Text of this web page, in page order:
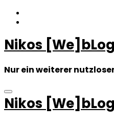
Zum
Inhalt
Nikos [We]bLog
Nur ein weiterer
Nikos [We]bLog